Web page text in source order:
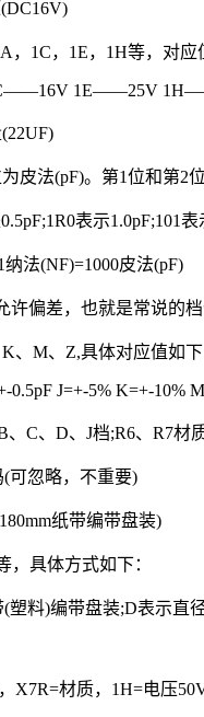
，1C，1E，1H等，对应
1E——25V
皮法(pF)。第1位和第2
表示1.0pF;101
法(NF)=1000皮法(pF)
差，也就是常说的档
、M、Z,具体对应值如
0.5pF J=+-5% K=+-10%
C、D、J档;R6、R7材
忽略，不重要)
纸带编带盘装)
，具体方式如下：
塑料)编带盘装;D表示直
X7R=材质，1H=电压